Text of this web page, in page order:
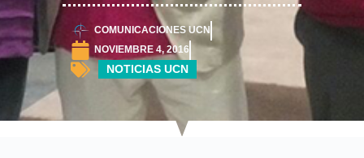
COMUNICACIONES UCN
NOVIEMBRE 4, 2016
NOTICIAS UCN